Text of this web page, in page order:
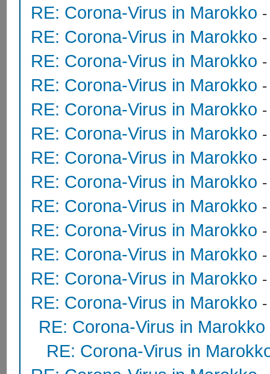
RE: Corona-Virus in Marokko
RE: Corona-Virus in Marokko
RE: Corona-Virus in Marokko
RE: Corona-Virus in Marokko
RE: Corona-Virus in Marokko
RE: Corona-Virus in Marokko
RE: Corona-Virus in Marokko
RE: Corona-Virus in Marokko
RE: Corona-Virus in Marokko
RE: Corona-Virus in Marokko
RE: Corona-Virus in Marokko
RE: Corona-Virus in Marokko
RE: Corona-Virus in Marokko
RE: Corona-Virus in Marokko
RE: Corona-Virus in